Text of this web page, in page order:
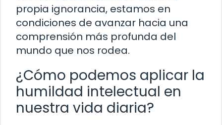
propia ignorancia, estamos en
condiciones de avanzar hacia una
comprensión más profunda del
mundo que nos rodea.
¿Cómo podemos aplicar la
humildad intelectual en
nuestra vida diaria?